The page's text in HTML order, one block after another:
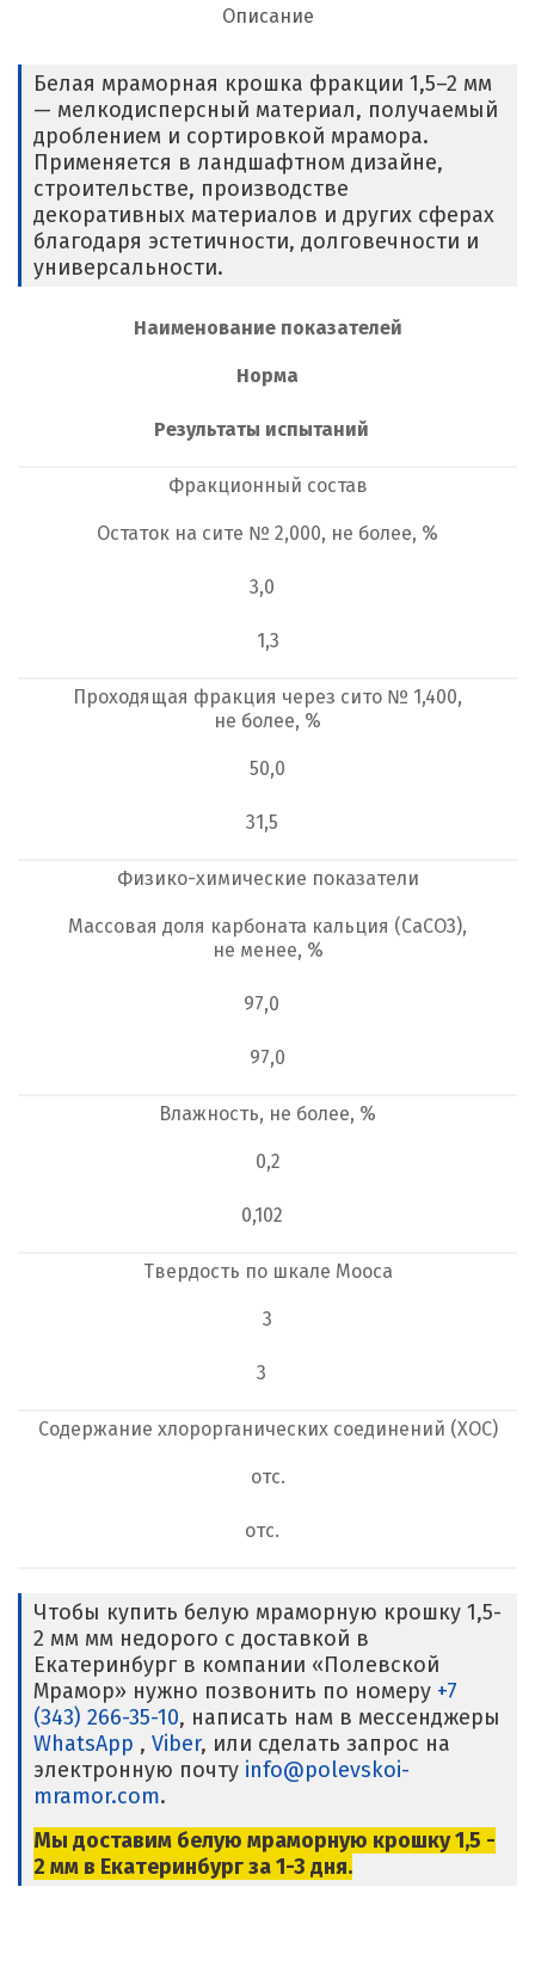
Описание
Белая мраморная крошка фракции 1,5–2 мм
— мелкодисперсный материал, получаемый
дроблением и сортировкой мрамора.
Применяется в ландшафтном дизайне,
строительстве, производстве
декоративных материалов и других сферах
благодаря эстетичности, долговечности и
универсальности.
Наименование показателей
Норма
Результаты испытаний
Фракционный состав
Остаток на сите № 2,000, не более, %
3,0
1,3
Проходящая фракция через сито № 1,400,
не более, %
50,0
31,5
Физико-химические показатели
Массовая доля карбоната кальция (СаСО3),
не менее, %
97,0
97,0
Влажность, не более, %
0,2
0,102
Твердость по шкале Мооса
3
3
Содержание хлорорганических соединений (ХОС)
отс.
отс.
Чтобы купить белую мраморную крошку 1,5-
2 мм мм недорого с доставкой в
Екатеринбург в компании «Полевской
Мрамор» нужно позвонить по номеру +7
(343) 266-35-10, написать нам в мессенджеры
WhatsApp , Viber, или сделать запрос на
электронную почту info@polevskoi-
mramor.com.
Мы доставим белую мраморную крошку 1,5 -
2 мм в Екатеринбургза 1-3 дня.